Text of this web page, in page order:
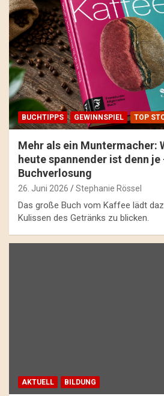
BUCHTIPPS GEWINNSPIEL TOP
Mehr als ein Muntermacher:
heute spannender ist denn je
Buchverlosung
26. Juni 2026 Stephanie Rössel
Das große Buch vom Kaffee lädt
Kulissen des Getränks zu blicken.
AKTUELL BILDUNG